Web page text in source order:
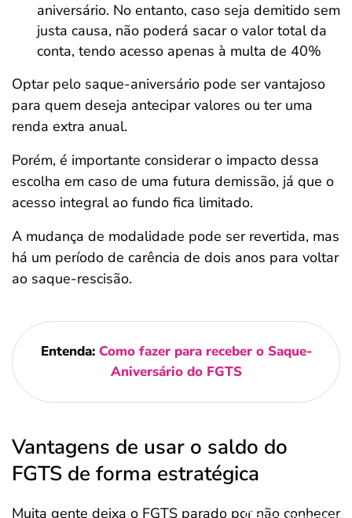
aniversário. No entanto, caso seja demitido sem
justa causa, não poderá sacar o valor total da
conta, tendo acesso apenas à multa de 40%
Optar pelo saque-aniversário pode ser vantajoso
para quem deseja antecipar valores ou ter uma
renda extra anual.
Porém, é importante considerar o impacto dessa
escolha em caso de uma futura demissão, já que o
acesso integral ao fundo fica limitado.
A mudança de modalidade pode ser revertida, mas
há um período de carência de dois anos para voltar
ao saque-rescisão.
Entenda: Como fazer para receber o Saque-
Aniversário do FGTS
Vantagens de usar o saldo do
FGTS de forma estratégica
Muita gente deixa o FGTS parado por não conhecer